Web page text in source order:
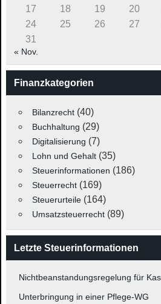
17
18 19 20
24
25 26 27
31
« Nov.
Finanzkategorien
Bilanzrecht(40)
Buchhaltung (29)
Digitalisierung (7)
Lohn und Gehalt(35)
Steuerinformationen (186)
Steuerrecht(169)
Steuerurteile(164)
Umsatzsteuerrecht(89)
Letzte Steuerinformationen
Nichtbeanstandungsregelung für
Unterbringung in einer Pflege-WG